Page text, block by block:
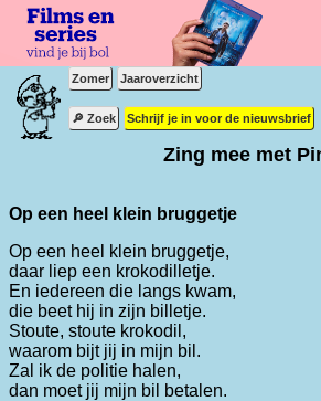
Zomer Jaaroverzicht
🔎 Zoek Schrijf je in voor de nieuwsbrief
Zing mee met
Op een heel klein bruggetje
Op een heel klein bruggetje,
daar liep een krokodilletje.
En iedereen die langs kwam,
die beet hij in zijn billetje.
Stoute, stoute krokodil,
waarom bijt jij in mijn bil.
Zal ik de politie halen,
dan moet jij mijn bil betalen.